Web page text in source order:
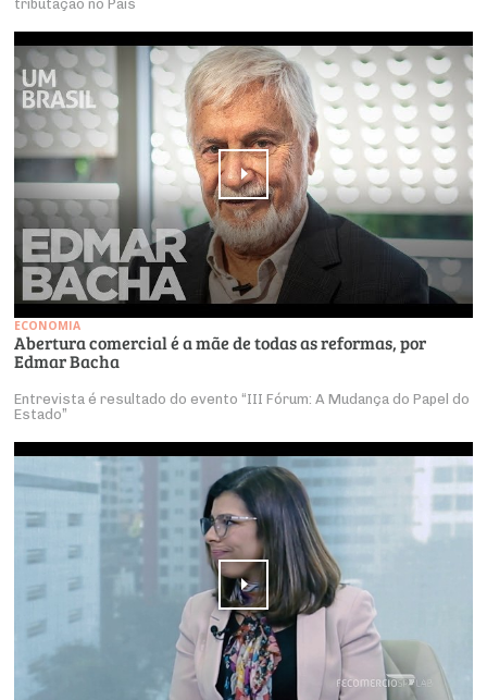
tributação no País
ECONOMIA
Abertura comercial é a mãe de todas as reformas, por
Edmar Bacha
Entrevista é resultado do evento “III Fórum: A Mudança do Papel do
Estado”